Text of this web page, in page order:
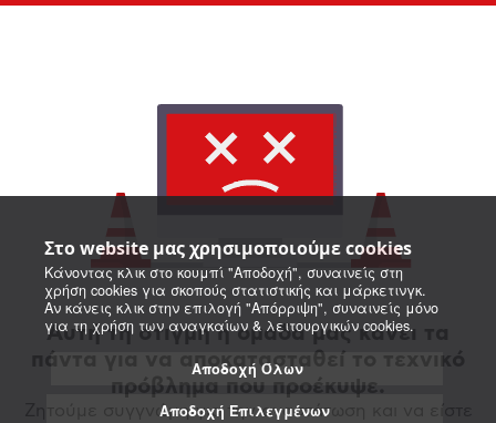
Στο website μας χρησιμοποιούμε cookies
Κάνοντας κλικ στο κουμπί "Αποδοχή", συναινείς στη
χρήση cookies για σκοπούς στατιστικής και μάρκετινγκ.
Αν κάνεις κλικ στην επιλογή "Απόρριψη", συναινείς μόνο
για τη χρήση των αναγκαίων & λειτουργικών cookies.
Αποδοχή Όλων
Αποδοχή Επιλεγμένων
Αυτή τη στιγμή η ομάδα μας κάνει τα
πάντα για να αποκατασταθεί το τεχνικό
πρόβλημα που προέκυψε.
Ζητούμε συγγνώμη για την αναστάτωση και να είστε